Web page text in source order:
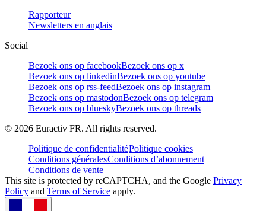
Rapporteur
Newsletters en anglais
Social
Bezoek ons op facebookBezoek ons op x
Bezoek ons op linkedinBezoek ons op youtube
Bezoek ons op rss-feedBezoek ons op instagram
Bezoek ons op mastodonBezoek ons op telegram
Bezoek ons op blueskyBezoek ons op threads
© 2026 Euractiv FR. All rights reserved.
Politique de confidentialitéPolitique cookies
Conditions généralesConditions d’abonnement
Conditions de vente
This site is protected by reCAPTCHA, and the Google Privacy
Policy and Terms of Service apply.